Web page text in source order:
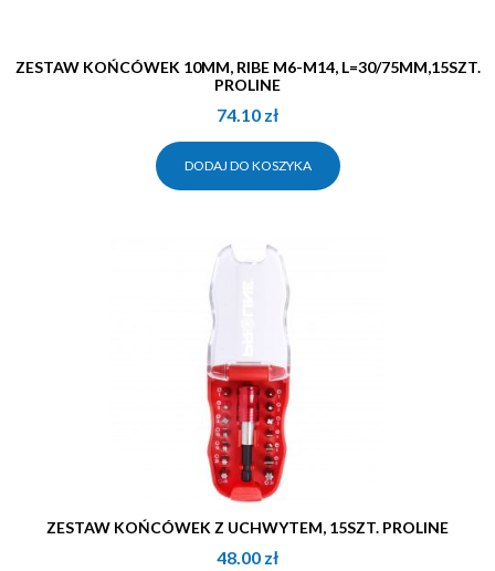
ZESTAW KOŃCÓWEK 10MM, RIBE M6-M14, L=30/75MM,15SZT.
PROLINE
74.10 zł
DODAJ DO KOSZYKA
ZESTAW KOŃCÓWEK Z UCHWYTEM, 15SZT. PROLINE
48.00 zł